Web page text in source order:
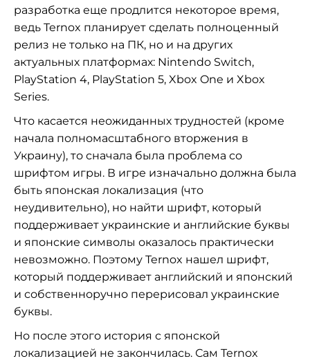
разработка еще продлится некоторое время,
ведь Ternox планирует сделать полноценный
релиз не только на ПК, но и на других
актуальных платформах: Nintendo Switch,
PlayStation 4, PlayStation 5, Xbox One и Xbox
Series.
Что касается неожиданных трудностей (кроме
начала полномасштабного вторжения в
Украину), то сначала была проблема со
шрифтом игры. В игре изначально должна была
быть японская локализация (что
неудивительно), но найти шрифт, который
поддерживает украинские и английские буквы
и японские символы оказалось практически
невозможно. Поэтому Ternox нашел шрифт,
который поддерживает английский и японский
и собственноручно перерисовал украинские
буквы.
Но после этого история с японской
локализацией не закончилась. Сам Ternox